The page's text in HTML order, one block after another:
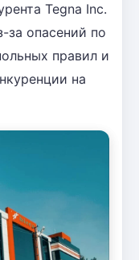
Tegna Inc.
за опасений по
правил и
на